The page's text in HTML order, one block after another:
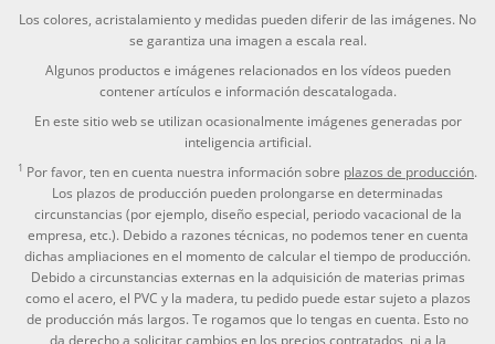
Los colores, acristalamiento y medidas pueden diferir de las imágenes. No
se garantiza una imagen a escala real.
Algunos productos e imágenes relacionados en los vídeos pueden
contener artículos e información descatalogada.
En este sitio web se utilizan ocasionalmente imágenes generadas por
inteligencia artificial.
1 Por favor, ten en cuenta nuestra información sobre plazos de producción.
Los plazos de producción pueden prolongarse en determinadas
circunstancias (por ejemplo, diseño especial, periodo vacacional de la
empresa, etc.). Debido a razones técnicas, no podemos tener en cuenta
dichas ampliaciones en el momento de calcular el tiempo de producción.
Debido a circunstancias externas en la adquisición de materias primas
como el acero, el PVC y la madera, tu pedido puede estar sujeto a plazos
de producción más largos. Te rogamos que lo tengas en cuenta. Esto no
da derecho a solicitar cambios en los precios contratados, ni a la